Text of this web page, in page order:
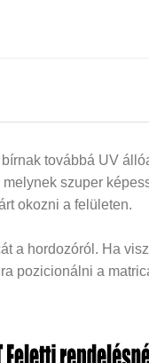
továbbá UV
szuper
okozni a felületen.
a hordozóról. Ha
pozicionálni a